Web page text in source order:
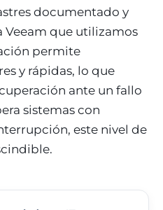
documentado y
que utilizamos
permite
y rápidas, lo que
ante un fallo
sistemas con
este nivel de